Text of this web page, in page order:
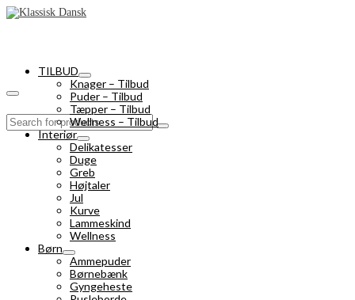
Search
for:
TILBUD
Knager – Tilbud
Puder – Tilbud
Tæpper – Tilbud
Wellness – Tilbud
Interiør
Delikatesser
Duge
Greb
Højtaler
Jul
Kurve
Lammeskind
Wellness
Børn
Ammepuder
Børnebænk
Gyngeheste